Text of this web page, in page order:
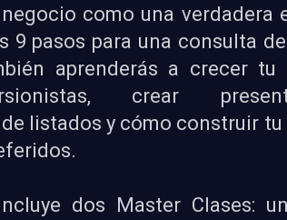
como una verdadera
9 pasos para una consulta
aprenderás a crecer tu
crear
listados y cómo construir
dos Master Clases: